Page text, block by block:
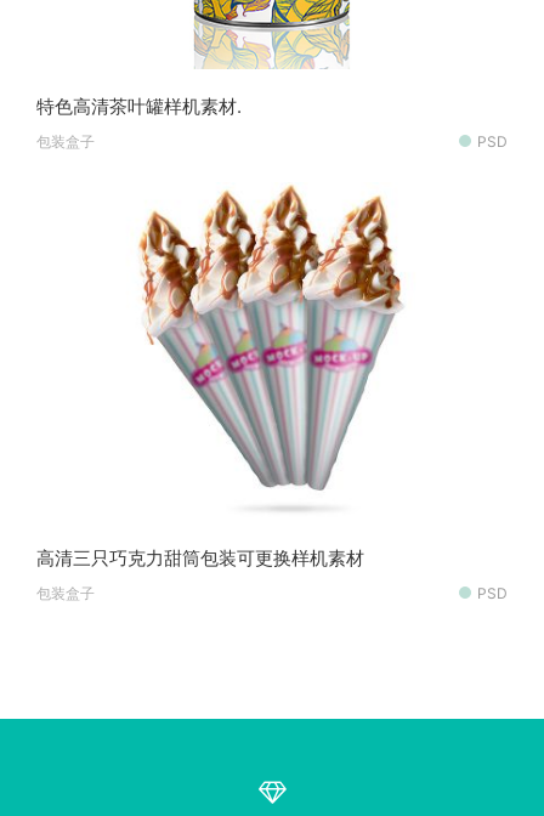
特色高清茶叶罐样机素材.
包装盒子 PSD
高清三只巧克力甜筒包装可更换样机素材
包装盒子 PSD